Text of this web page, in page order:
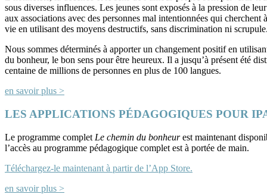
sous diverses influences. Les jeunes sont exposés à la pression de
aux associations avec des personnes mal intentionnées qui cherchent
vie en utilisant des moyens destructifs, sans discrimination ni
Nous sommes déterminés à apporter un changement positif en
du bonheur, le bon sens pour être heureux. Il a jusqu’à présent été
centaine de millions de personnes en plus de 100 langues.
en savoir plus >
LES APPLICATIONS PÉDAGOGIQUES POUR
Le programme complet Le chemin du bonheurest maintenant
l’accès au programme pédagogique complet est à portée de main.
Téléchargez-le maintenant à partir de l’App Store.
en savoir plus >